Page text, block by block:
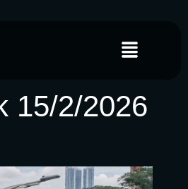
15/2/2026